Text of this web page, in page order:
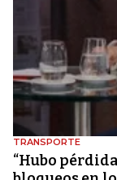
TRANSPORTE
“Hubo